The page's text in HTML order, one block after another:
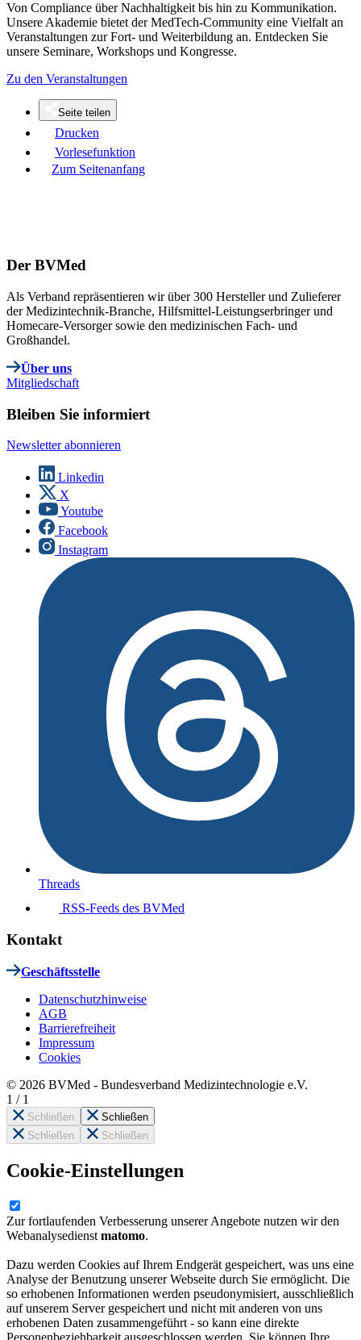
Von Compliance über Nachhaltigkeit bis hin zu Kommunikation.
Unsere Akademie bietet der MedTech-Community eine Vielfalt an
Veranstaltungen zur Fort- und Weiterbildung an. Entdecken Sie
unsere Seminare, Workshops und Kongresse.
Zu den Veranstaltungen
Seite teilen
Drucken
Vorlesefunktion
Zum Seitenanfang
Der BVMed
Als Verband repräsentieren wir über 300 Hersteller und Zulieferer
der Medizintechnik-Branche, Hilfsmittel-Leistungserbringer und
Homecare-Versorger sowie den medizinischen Fach- und
Großhandel.
Über uns
Mitgliedschaft
Bleiben Sie informiert
Newsletter abonnieren
Linkedin
X
Youtube
Facebook
Instagram
Threads
RSS-Feeds des BVMed
Kontakt
Geschäftsstelle
Datenschutzhinweise
AGB
Barrierefreiheit
Impressum
Cookies
© 2026 BVMed - Bundesverband Medizintechnologie e.V.
1 / 1
Schließen
Schließen
Schließen
Schließen
Cookie-Einstellungen
Zur fortlaufenden Verbesserung unserer Angebote nutzen wir den
Webanalysedienst matomo.
Dazu werden Cookies auf Ihrem Endgerät gespeichert, was uns eine
Analyse der Benutzung unserer Webseite durch Sie ermöglicht. Die
so erhobenen Informationen werden pseudonymisiert, ausschließlich
auf unserem Server gespeichert und nicht mit anderen von uns
erhobenen Daten zusammengeführt - so kann eine direkte
Personenbeziehbarkeit ausgeschlossen werden. Sie können Ihre